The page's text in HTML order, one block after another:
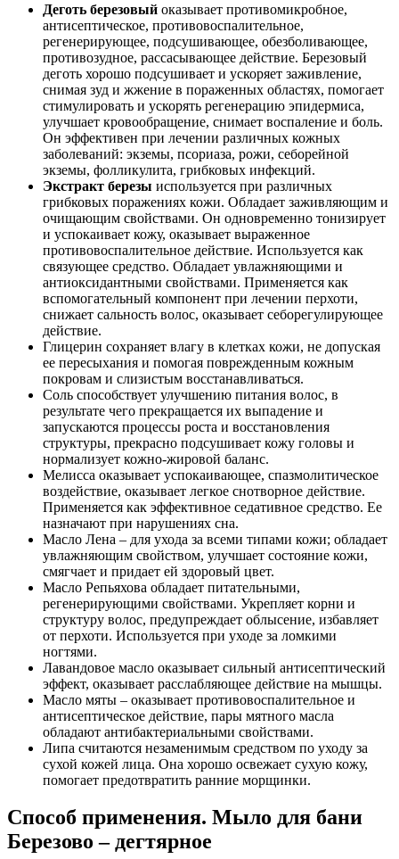
Деготь березовый оказывает противомикробное,
антисептическое, противовоспалительное,
регенерирующее, подсушивающее, обезболивающее,
противозудное, рассасывающее действие. Березовый
деготь хорошо подсушивает и ускоряет заживление,
снимая зуд и жжение в пораженных областях, помогает
стимулировать и ускорять регенерацию эпидермиса,
улучшает кровообращение, снимает воспаление и боль.
Он эффективен при лечении различных кожных
заболеваний: экземы, псориаза, рожи, себорейной
экземы, фолликулита, грибковых инфекций.
Экстракт березы используется при различных
грибковых поражениях кожи. Обладает заживляющим и
очищающим свойствами. Он одновременно тонизирует
и успокаивает кожу, оказывает выраженное
противовоспалительное действие. Используется как
связующее средство. Обладает увлажняющими и
антиоксидантными свойствами. Применяется как
вспомогательный компонент при лечении перхоти,
снижает сальность волос, оказывает себорегулирующее
действие.
Глицерин сохраняет влагу в клетках кожи, не допуская
ее пересыхания и помогая поврежденным кожным
покровам и слизистым восстанавливаться.
Соль способствует улучшению питания волос, в
результате чего прекращается их выпадение и
запускаются процессы роста и восстановления
структуры, прекрасно подсушивает кожу головы и
нормализует кожно-жировой баланс.
Мелисса оказывает успокаивающее, спазмолитическое
воздействие, оказывает легкое снотворное действие.
Применяется как эффективное седативное средство. Ее
назначают при нарушениях сна.
Масло Лена – для ухода за всеми типами кожи; обладает
увлажняющим свойством, улучшает состояние кожи,
смягчает и придает ей здоровый цвет.
Масло Репьяхова обладает питательными,
регенерирующими свойствами. Укрепляет корни и
структуру волос, предупреждает облысение, избавляет
от перхоти. Используется при уходе за ломкими
ногтями.
Лавандовое масло оказывает сильный антисептический
эффект, оказывает расслабляющее действие на мышцы.
Масло мяты – оказывает противовоспалительное и
антисептическое действие, пары мятного масла
обладают антибактериальными свойствами.
Липа считаются незаменимым средством по уходу за
сухой кожей лица. Она хорошо освежает сухую кожу,
помогает предотвратить ранние морщинки.
Способ применения. Мыло для бани
Березово – дегтярное